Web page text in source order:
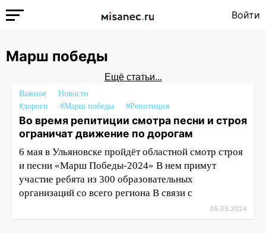
Войти
Марш победы
Ещё статьи...
Важное
Новости
#дороги
#Марш победы #Репитиция
Во время репитиции смотра песни и строя
ограничат движение по дорогам
6 мая в Ульяновске пройдёт областной смотр строя
и песни «Марш Победы-2024» В нем примут
участие ребята из 300 образовательных
организаций со всего региона В связи с
05.05.2024